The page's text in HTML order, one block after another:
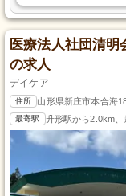
医療法人社団清
の求人
デイケア
住所 山形県新庄市本合海
最寄駅 升形駅から2.0km